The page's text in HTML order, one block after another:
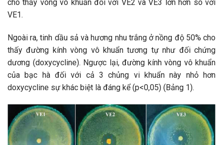
cho thấy vòng vô khuẩn đối với VE2 và VE3 lớn hơn so với
VE1.
Ngoài ra, tinh dầu sả và hương nhu trắng ở nồng độ 50% cho
thấy đường kính vòng vô khuẩn tương tự như đối chứng
dương (doxycycline). Ngược lại, đường kính vòng vô khuẩn
của bạc hà đối với cả 3 chủng vi khuẩn này nhỏ hơn
doxycycline sự khác biệt là đáng kể (p<0,05) (Bảng 1).